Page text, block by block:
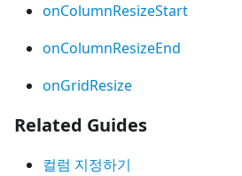
onColumnResizeStart
onColumnResizeEnd
onGridResize
Related Guides
컬럼 지정하기